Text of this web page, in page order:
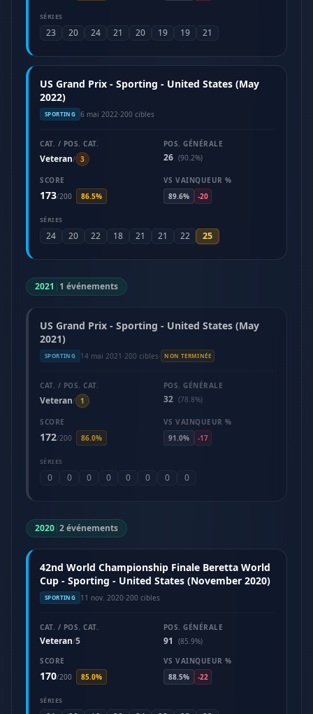
SÉRIES
23 20 24 21 20 19 19 21
US Grand Prix - Sporting - United States (May
2022)
SPORTING 6 mai 2022·200 cibles
CAT. / POS. CAT.
Veteran/ 3
POS. GÉNÉRALE
26 (90.2%)
SCORE
173/200 86.5%
VS VAINQUEUR %
89.6%
-20
SÉRIES
24 20 22 18 21 21 22 25
2021 | 1 événements
US Grand Prix - Sporting - United States (May
2021)
SPORTING 14 mai 2021 ·200 cibles· NON TERMINÉE
CAT. / POS. CAT.
Veteran/ 1
POS. GÉNÉRALE
32 (78.8%)
SCORE
172/200 86.0%
VS VAINQUEUR %
91.0%
-17
SÉRIES
0 0 0 0 0 0 0 0
2020|2 événements
42nd World Championship Finale Beretta World
Cup - Sporting - United States (November 2020)
SPORTING 11 nov. 2020·200 cibles
CAT. / POS. CAT.
Veteran/5
POS. GÉNÉRALE
91
(85.9%)
SCORE
170/200 85.0%
VS VAINQUEUR %
88.5%
-22
SÉRIES